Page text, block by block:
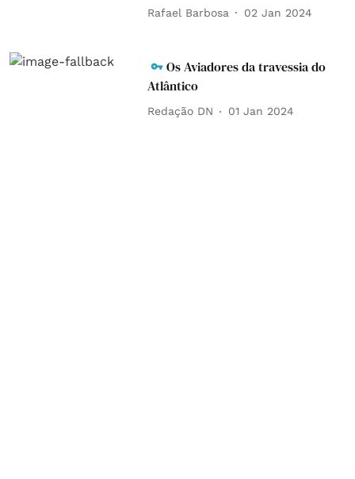
Rafael Barbosa 02 Jan 2024
Os Aviadores da travessia do
Atlântico
Redação DN 01 Jan 2024